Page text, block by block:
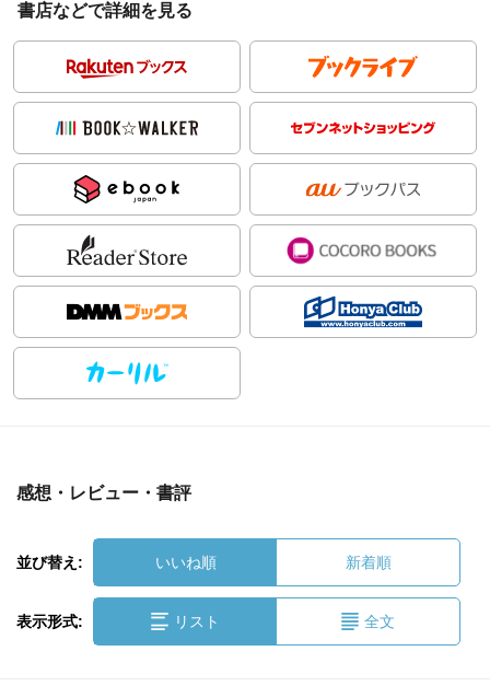
書店などで詳細を見る
感想・レビュー・書評
並び替え: いいね順 新着順
表示形式: リスト 全文